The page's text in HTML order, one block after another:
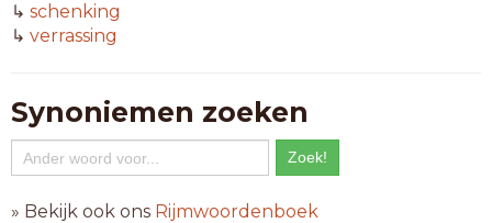
↳ schenking
↳ verrassing
Synoniemen zoeken
» Bekijk ook ons Rijmwoordenboek